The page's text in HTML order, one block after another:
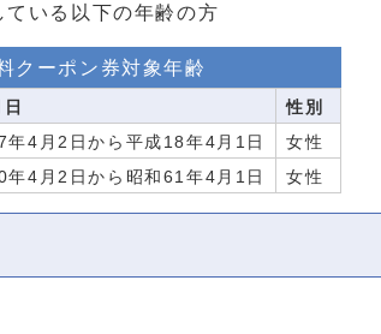
いる以下の年齢の方
クーポン券対象年齢
性別
年4月2日から平成18年4月1日
女性
年4月2日から昭和61年4月1日 女性